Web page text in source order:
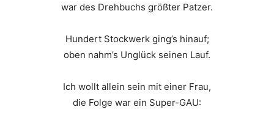
war des Drehbuchs größter Patzer.
Hundert Stockwerk ging’s hinauf;
oben nahm’s Unglück seinen Lauf.
Ich wollt allein sein mit einer Frau,
die Folge war ein Super-GAU: